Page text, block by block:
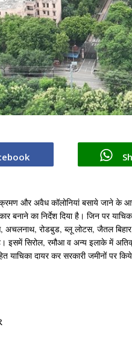
और अवैध कॉलोनियां बसाये जाने के
बनाने का निर्देश दिया है। जिन पर
अचलनाथ, रोडबुड, ब्लू लोटस, जैतल
इसमें सिरोल, रमौआ व अन्य इलाके में
दायर कर सरकारी जमीनों पर